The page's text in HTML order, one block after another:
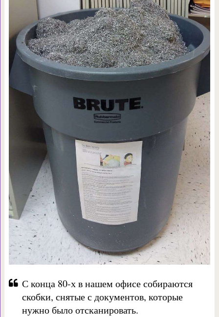
С конца 80-х в нашем офисе собираются
скобки, снятые с документов, которые
нужно было отсканировать.